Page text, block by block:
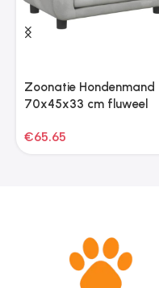
Zoonatie Hondenmand
70x45x33 cm fluweel
€65.65